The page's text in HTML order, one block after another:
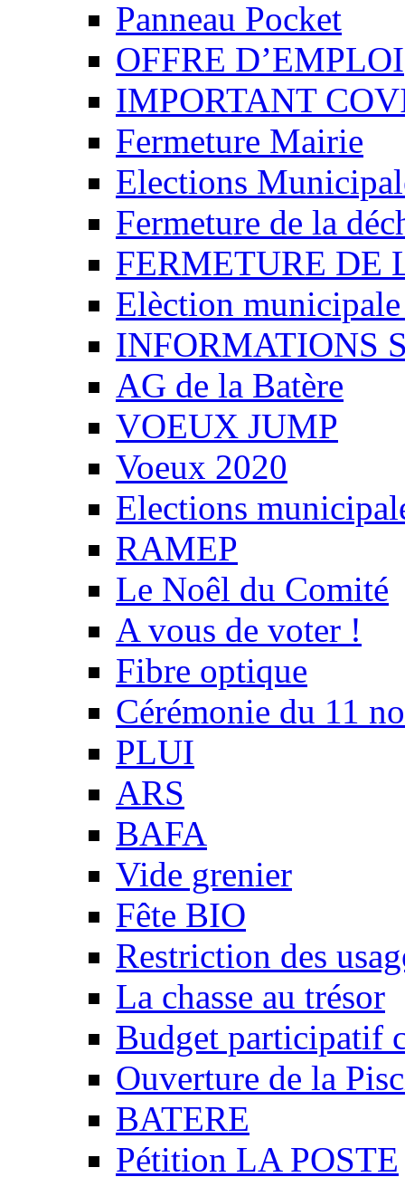
Panneau Pocket
OFFRE D’EMPLOI
IMPORTANT
Fermeture Mairie
Elections
Fermeture de la
FERMETURE DE
Elèction
INFORMATIONS
AG de la Batère
VOEUX JUMP
Voeux 2020
Elections
RAMEP
Le Noêl du Comité
A vous de voter !
Fibre optique
Cérémonie du 11
PLUI
ARS
BAFA
Vide grenier
Fête BIO
Restriction des
La chasse au trésor
Budget participatif
Ouverture de la
BATERE
Pétition LA POSTE